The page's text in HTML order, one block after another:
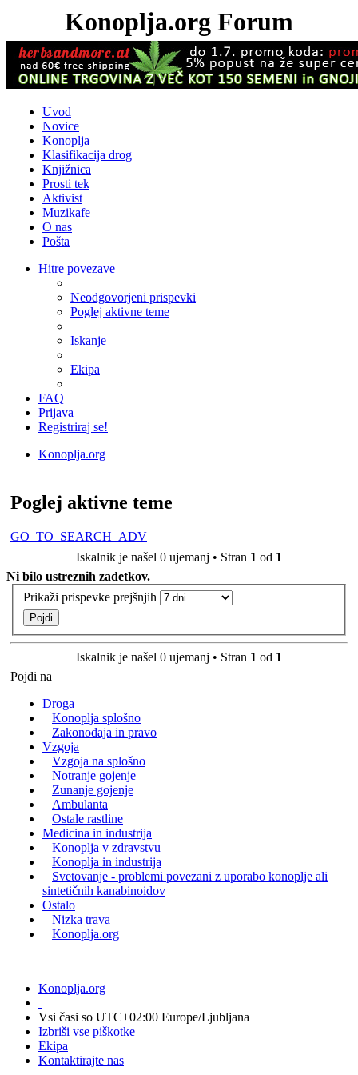
Konoplja.org Forum
Uvod
Novice
Konoplja
Klasifikacija drog
Knjižnica
Prosti tek
Aktivist
Muzikafe
O nas
Pošta
Hitre povezave
Neodgovorjeni prispevki
Poglej aktivne teme
Iskanje
Ekipa
FAQ
Prijava
Registriraj se!
Konoplja.org
Poglej aktivne teme
GO_TO_SEARCH_ADV
Iskalnik je našel 0 ujemanj • Stran 1 od 1
Ni bilo ustreznih zadetkov.
Prikaži prispevke prejšnjih
Iskalnik je našel 0 ujemanj • Stran 1 od 1
Pojdi na
Droga
Konoplja splošno
Zakonodaja in pravo
Vzgoja
Vzgoja na splošno
Notranje gojenje
Zunanje gojenje
Ambulanta
Ostale rastline
Medicina in industrija
Konoplja v zdravstvu
Konoplja in industrija
Svetovanje - problemi povezani z uporabo konoplje ali
sintetičnih kanabinoidov
Ostalo
Nizka trava
Konoplja.org
Konoplja.org
Vsi časi so UTC+02:00 Europe/Ljubljana
Izbriši vse piškotke
Ekipa
Kontaktirajte nas